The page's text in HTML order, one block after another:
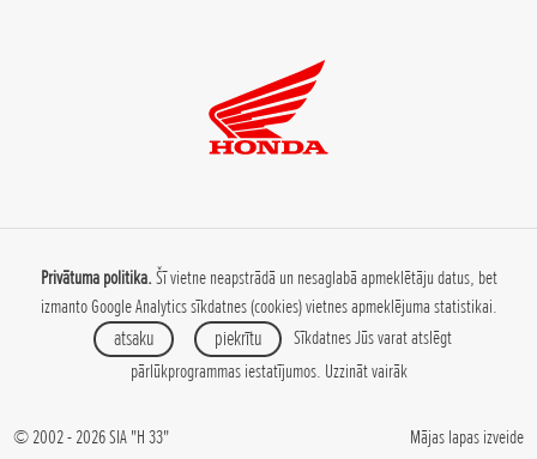
Privātuma politika.Šī vietne neapstrādā un nesaglabā apmeklētāju datus, bet
izmanto Google Analytics sīkdatnes (cookies) vietnes apmeklējuma statistikai.
atsaku piekrītu
Sīkdatnes Jūs varat atslēgt
pārlūkprogrammas iestatījumos. Uzzināt vairāk
© 2002 - 2026 SIA "H 33" Mājas lapas izveide